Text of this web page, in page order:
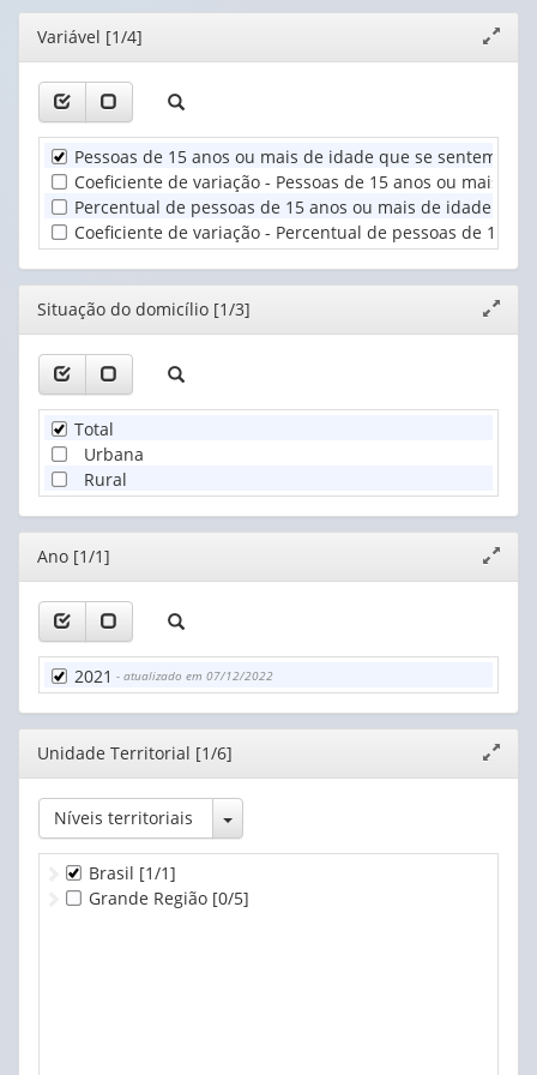
valor):
Ano
apenas
valor):
do
domicílio
(1)
cabeçalho
(possui
apenas
1
valor):
Unidade
Territorial
(1)
Editor
janela
Variável [1/4]
Pessoas de 15 anos ou mais de idade que se sentem
Coeficiente de variação - Pessoas de 15 anos ou mais
Percentual de pessoas de 15 anos ou mais de idade
Coeficiente de variação - Percentual de pessoas de 15
Editor
janela
Situação do domicílio [1/3]
Total
Urbana
Rural
Editor
janela
Ano [1/1]
2021 - atualizado em 07/12/2022
Editor
janela
Unidade Territorial [1/6]
Níveis territoriais Toggle Dropdown
Brasil [1/1]
Grande Região [0/5]